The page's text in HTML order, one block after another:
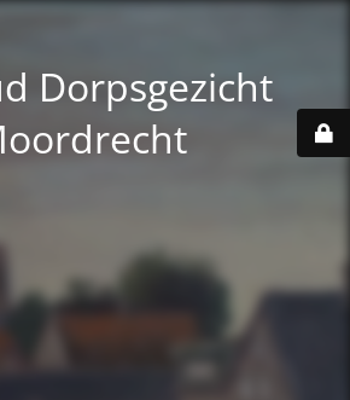
Dorpsgezicht